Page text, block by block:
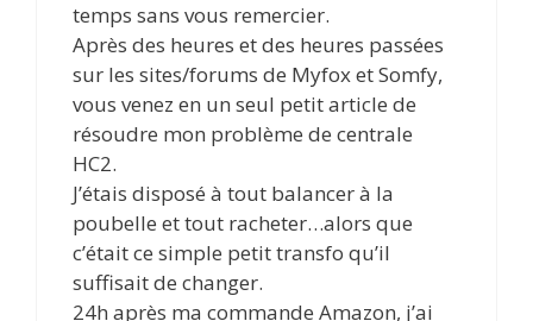
temps sans vous remercier.
Après des heures et des heures passées
sur les sites/forums de Myfox et Somfy,
vous venez en un seul petit article de
résoudre mon problème de centrale
HC2.
J’étais disposé à tout balancer à la
poubelle et tout racheter…alors que
c’était ce simple petit transfo qu’il
suffisait de changer.
24h après ma commande Amazon, j’ai